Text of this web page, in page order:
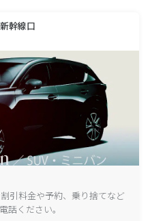
幹線口
引料金や予約、乗り捨てなど
話ください。